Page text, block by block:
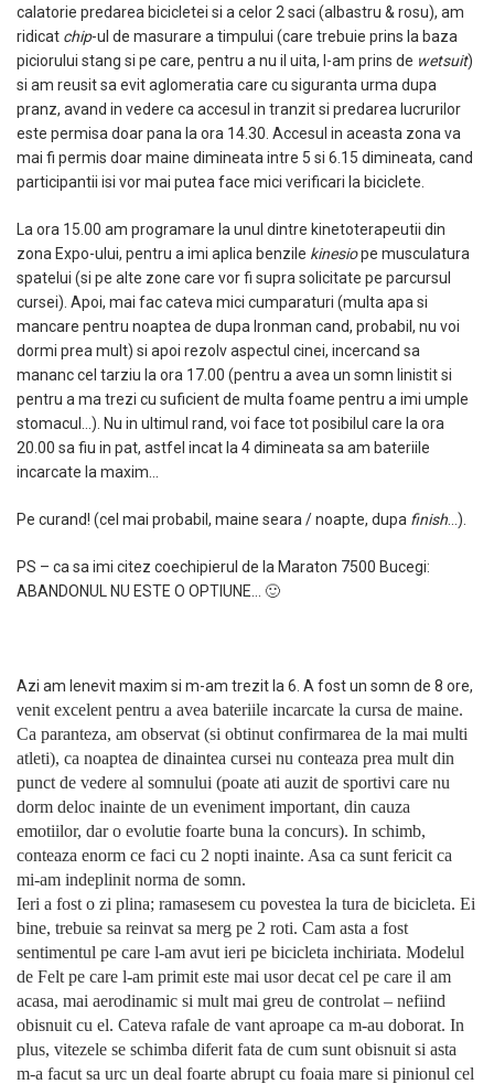
calatorie predarea bicicletei si a celor 2 saci (albastru & rosu), am
ridicat chip-ul de masurare a timpului (care trebuie prins la baza
piciorului stang si pe care, pentru a nu il uita, l-am prins de wetsuit)
si am reusit sa evit aglomeratia care cu siguranta urma dupa
pranz, avand in vedere ca accesul in tranzit si predarea lucrurilor
este permisa doar pana la ora 14.30. Accesul in aceasta zona va
mai fi permis doar maine dimineata intre 5 si 6.15 dimineata, cand
participantii isi vor mai putea face mici verificari la biciclete.
La ora 15.00 am programare la unul dintre kinetoterapeutii din
zona Expo-ului, pentru a imi aplica benzile kinesiope musculatura
spatelui (si pe alte zone care vor fi supra solicitate pe parcursul
cursei). Apoi, mai fac cateva mici cumparaturi (multa apa si
mancare pentru noaptea de dupa Ironman cand, probabil, nu voi
dormi prea mult) si apoi rezolv aspectul cinei, incercand sa
mananc cel tarziu la ora 17.00 (pentru a avea un somn linistit si
pentru a ma trezi cu suficient de multa foame pentru a imi umple
stomacul…). Nu in ultimul rand, voi face tot posibilul care la ora
20.00 sa fiu in pat, astfel incat la 4 dimineata sa am bateriile
incarcate la maxim…
Pe curand! (cel mai probabil, maine seara / noapte, dupa finish …).
PS – ca sa imi citez coechipierul de la Maraton 7500 Bucegi:
ABANDONUL NU ESTE O OPTIUNE… 🙂
Azi am lenevit maxim si m-am trezit la 6. A fost un somn de 8 ore,
venit excelent pentru a avea bateriile incarcate la cursa de maine.
Ca paranteza, am observat (si obtinut confirmarea de la mai multi
atleti), ca noaptea de dinaintea cursei nu conteaza prea mult din
punct de vedere al somnului (poate ati auzit de sportivi care nu
dorm deloc inainte de un eveniment important, din cauza
emotiilor, dar o evolutie foarte buna la concurs). In schimb,
conteaza enorm ce faci cu 2 nopti inainte. Asa ca sunt fericit ca
mi-am indeplinit norma de somn.
Ieri a fost o zi plina; ramasesem cu povestea la tura de bicicleta. Ei
bine, trebuie sa reinvat sa merg pe 2 roti. Cam asta a fost
sentimentul pe care l-am avut ieri pe bicicleta inchiriata. Modelul
de Felt pe care l-am primit este mai usor decat cel pe care il am
acasa, mai aerodinamic si mult mai greu de controlat – nefiind
obisnuit cu el. Cateva rafale de vant aproape ca m-au doborat. In
plus, vitezele se schimba diferit fata de cum sunt obisnuit si asta
m-a facut sa urc un deal foarte abrupt cu foaia mare si pinionul cel